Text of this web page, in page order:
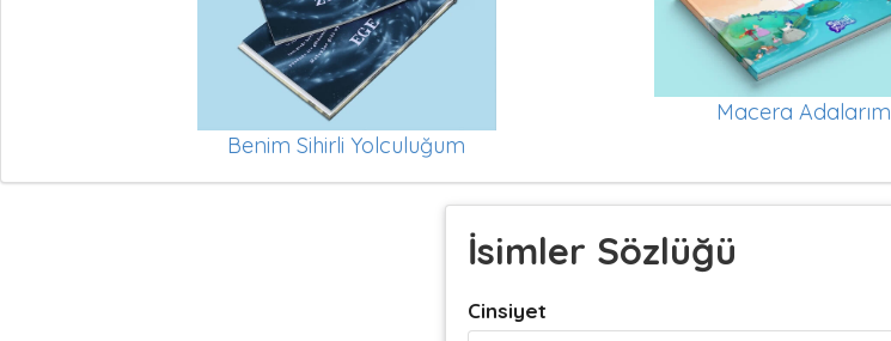
Benim Sihirli Yolculuğum
Macera Adalarım
İsimler Sözlüğü
Cinsiyet